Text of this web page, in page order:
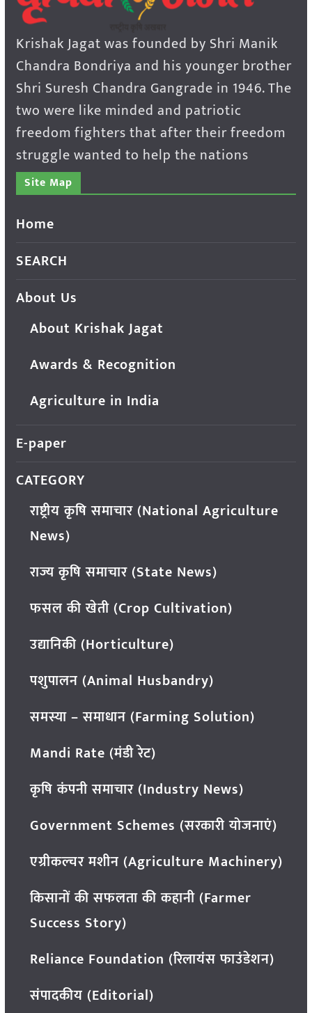
Krishak Jagat was founded by Shri Manik
Chandra Bondriya and his younger brother
Shri Suresh Chandra Gangrade in 1946. The
two were like minded and patriotic
freedom fighters that after their freedom
struggle wanted to help the nations
Site Map
Home
SEARCH
About Us
About Krishak Jagat
Awards & Recognition
Agriculture in India
E-paper
CATEGORY
राष्ट्रीय कृषि समाचार (National Agriculture
News)
राज्य कृषि समाचार (State News)
फसल की खेती (Crop Cultivation)
उद्यानिकी (Horticulture)
पशुपालन (Animal Husbandry)
समस्या – समाधान (Farming Solution)
Mandi Rate (मंडी रेट)
कृषि कंपनी समाचार (Industry News)
Government Schemes (सरकारी योजनाएं)
एग्रीकल्चर मशीन (Agriculture Machinery)
किसानों की सफलता की कहानी (Farmer
Success Story)
Reliance Foundation (रिलायंस फाउंडेशन)
संपादकीय (Editorial)